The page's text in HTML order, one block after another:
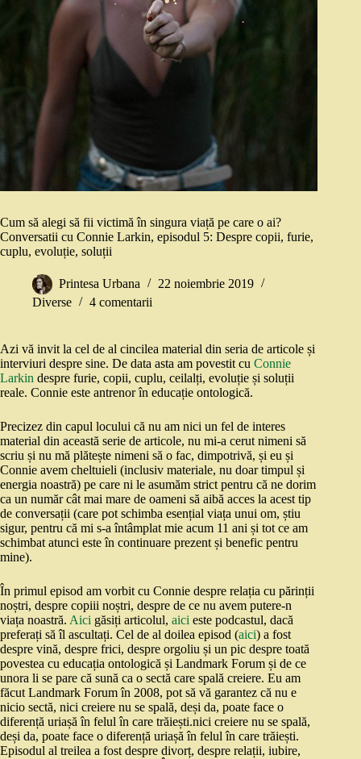
Cum să alegi să fii victimă în singura viață pe care o ai?
Conversatii cu Connie Larkin, episodul 5: Despre copii, furie,
cuplu, evoluție, soluții
Printesa Urbana
22 noiembrie 2019
Diverse
4 comentarii
Azi vă invit la cel de al cincilea material din seria de articole și
interviuri despre sine. De data asta am povestit cu Connie
Larkin despre furie, copii, cuplu, ceilalți, evoluție și soluții
reale. Connie este antrenor în educație ontologică.
Precizez din capul locului că nu am nici un fel de interes
material din această serie de articole, nu mi-a cerut nimeni să
scriu și nu mă plătește nimeni să o fac, dimpotrivă, și eu și
Connie avem cheltuieli (inclusiv materiale, nu doar timpul și
energia noastră) pe care ni le asumăm strict pentru că ne dorim
ca un număr cât mai mare de oameni să aibă acces la acest tip
de conversații (care pot schimba esențial viața unui om, știu
sigur, pentru că mi s-a întâmplat mie acum 11 ani și tot ce am
schimbat atunci este în continuare prezent și benefic pentru
mine).
În primul episod am vorbit cu Connie despre relația cu părinții
noștri, despre copiii noștri, despre de ce nu avem putere-n
viața noastră. Aici găsiți articolul, aici este podcastul, dacă
preferați să îl ascultați. Cel de al doilea episod (aici) a fost
despre vină, despre frici, despre orgoliu și un pic despre toată
povestea cu educația ontologică și Landmark Forum și de ce
unora li se pare că sună ca o sectă care spală creiere. Eu am
făcut Landmark Forum în 2008, pot să vă garantez că nu e
nicio sectă, nici creiere nu se spală, deși da, poate face o
diferență uriașă în felul în care trăiești.nici creiere nu se spală,
deși da, poate face o diferență uriașă în felul în care trăiești.
Episodul al treilea a fost despre divorț, despre relații, iubire,